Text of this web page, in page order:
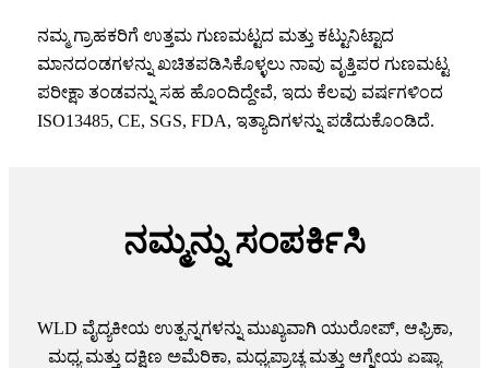
ನಮ್ಮ ಗ್ರಾಹಕರಿಗೆ ಉತ್ತಮ ಗುಣಮಟ್ಟದ ಮತ್ತು ಕಟ್ಟುನಿಟ್ಟಾದ
ಮಾನದಂಡಗಳನ್ನು ಖಚಿತಪಡಿಸಿಕೊಳ್ಳಲು ನಾವು ವೃತ್ತಿಪರ ಗುಣಮಟ್ಟ
ಪರೀಕ್ಷಾ ತಂಡವನ್ನು ಸಹ ಹೊಂದಿದ್ದೇವೆ, ಇದು ಕೆಲವು ವರ್ಷಗಳಿಂದ
ISO13485, CE, SGS, FDA, ಇತ್ಯಾದಿಗಳನ್ನು ಪಡೆದುಕೊಂಡಿದೆ.
ನಮ್ಮನ್ನು ಸಂಪರ್ಕಿಸಿ
WLD ವೈದ್ಯಕೀಯ ಉತ್ಪನ್ನಗಳನ್ನು ಮುಖ್ಯವಾಗಿ ಯುರೋಪ್, ಆಫ್ರಿಕಾ,
ಮಧ್ಯ ಮತ್ತು ದಕ್ಷಿಣ ಅಮೆರಿಕಾ, ಮಧ್ಯಪ್ರಾಚ್ಯ ಮತ್ತು ಆಗ್ನೇಯ ಏಷ್ಯಾ